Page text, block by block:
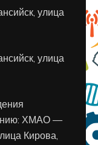
улица
улица
ХМАО —
Кирова,